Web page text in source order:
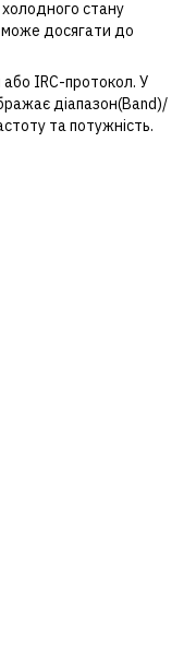
стану
досягати до
IRC-протокол. У
діапазон(Band)/
та потужність.